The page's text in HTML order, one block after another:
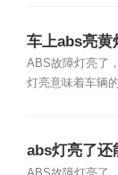
车上abs亮黄
ABS故障灯亮了
灯亮意味着车辆
abs灯亮了还